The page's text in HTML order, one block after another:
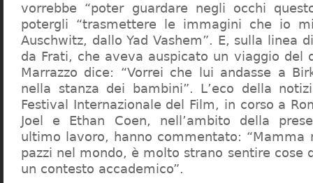
vorrebbe “poter guardare negli occhi
potergli “trasmettere le immagini che io
Auschwitz, dallo Yad Vashem”. E, sulla linea
da Frati, che aveva auspicato un viaggio del
Marrazzo dice: “Vorrei che lui andasse a
nella stanza dei bambini”. L’eco della
Festival Internazionale del Film, in corso a
Joel e Ethan Coen, nell’ambito della
ultimo lavoro, hanno commentato: “Mamma
pazzi nel mondo, è molto strano sentire cose
un contesto accademico”.